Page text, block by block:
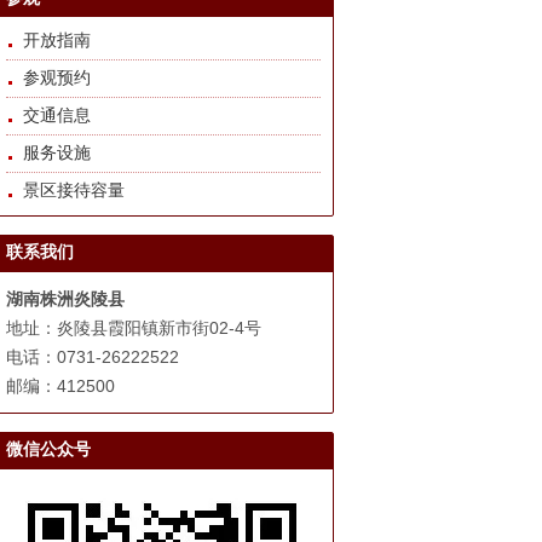
开放指南
参观预约
交通信息
服务设施
景区接待容量
联系我们
湖南株洲炎陵县
地址：炎陵县霞阳镇新市街02-4号
电话：0731-26222522
邮编：412500
微信公众号